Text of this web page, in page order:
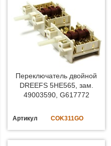
Переключатель двойной
DREEFS 5HE565, зам.
49003590, G617772
Артикул COK311GO